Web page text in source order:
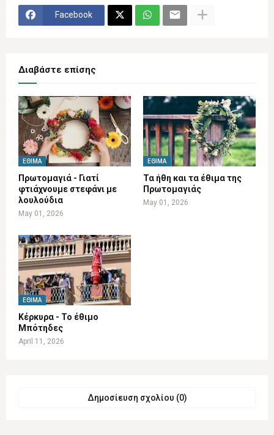
Facebook
Διαβάστε επίσης
ΈΘΙΜΑ
Πρωτομαγιά - Γιατί
φτιάχνουμε στεφάνι με
λουλούδια
May 01, 2026
ΈΘΙΜΑ
Τα ήθη και τα έθιμα της
Πρωτομαγιάς
May 01, 2026
ΈΘΙΜΑ
Κέρκυρα - Το έθιμο
Μπότηδες
April 11, 2026
Δημοσίευση σχολίου (0)